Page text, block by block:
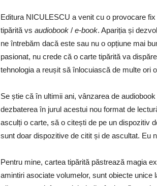
Editura NICULESCU a venit cu o provocare
tipărită vs audiobook / e-book. Apariția și
ne întrebăm dacă este sau nu o opțiune mai
pasionat, nu crede că o carte tipărită va
tehnologia a reușit să înlocuiască de multe ori
Se știe că în ultimii ani, vânzarea de
dezbaterea în jurul acestui nou format de
asculți o carte, să o citești de pe un dispozitiv
sunt doar dispozitive de citit și de ascultat. Eu
Pentru mine, cartea tipărită păstrează magia
amintiri asociate volumelor, sunt obiecte